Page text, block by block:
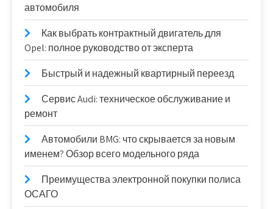
автомобиля
Как выбрать контрактный двигатель для
Opel: полное руководство от эксперта
Быстрый и надежный квартирный переезд
Сервис Audi: техническое обслуживание и
ремонт
Автомобили BMG: что скрывается за новым
именем? Обзор всего модельного ряда
Преимущества электронной покупки полиса
ОСАГО